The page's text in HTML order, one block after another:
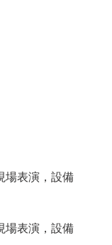
場表演，設備
場表演，設備